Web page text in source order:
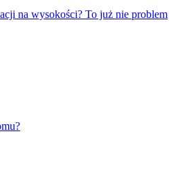
na wysokości? To już nie problem